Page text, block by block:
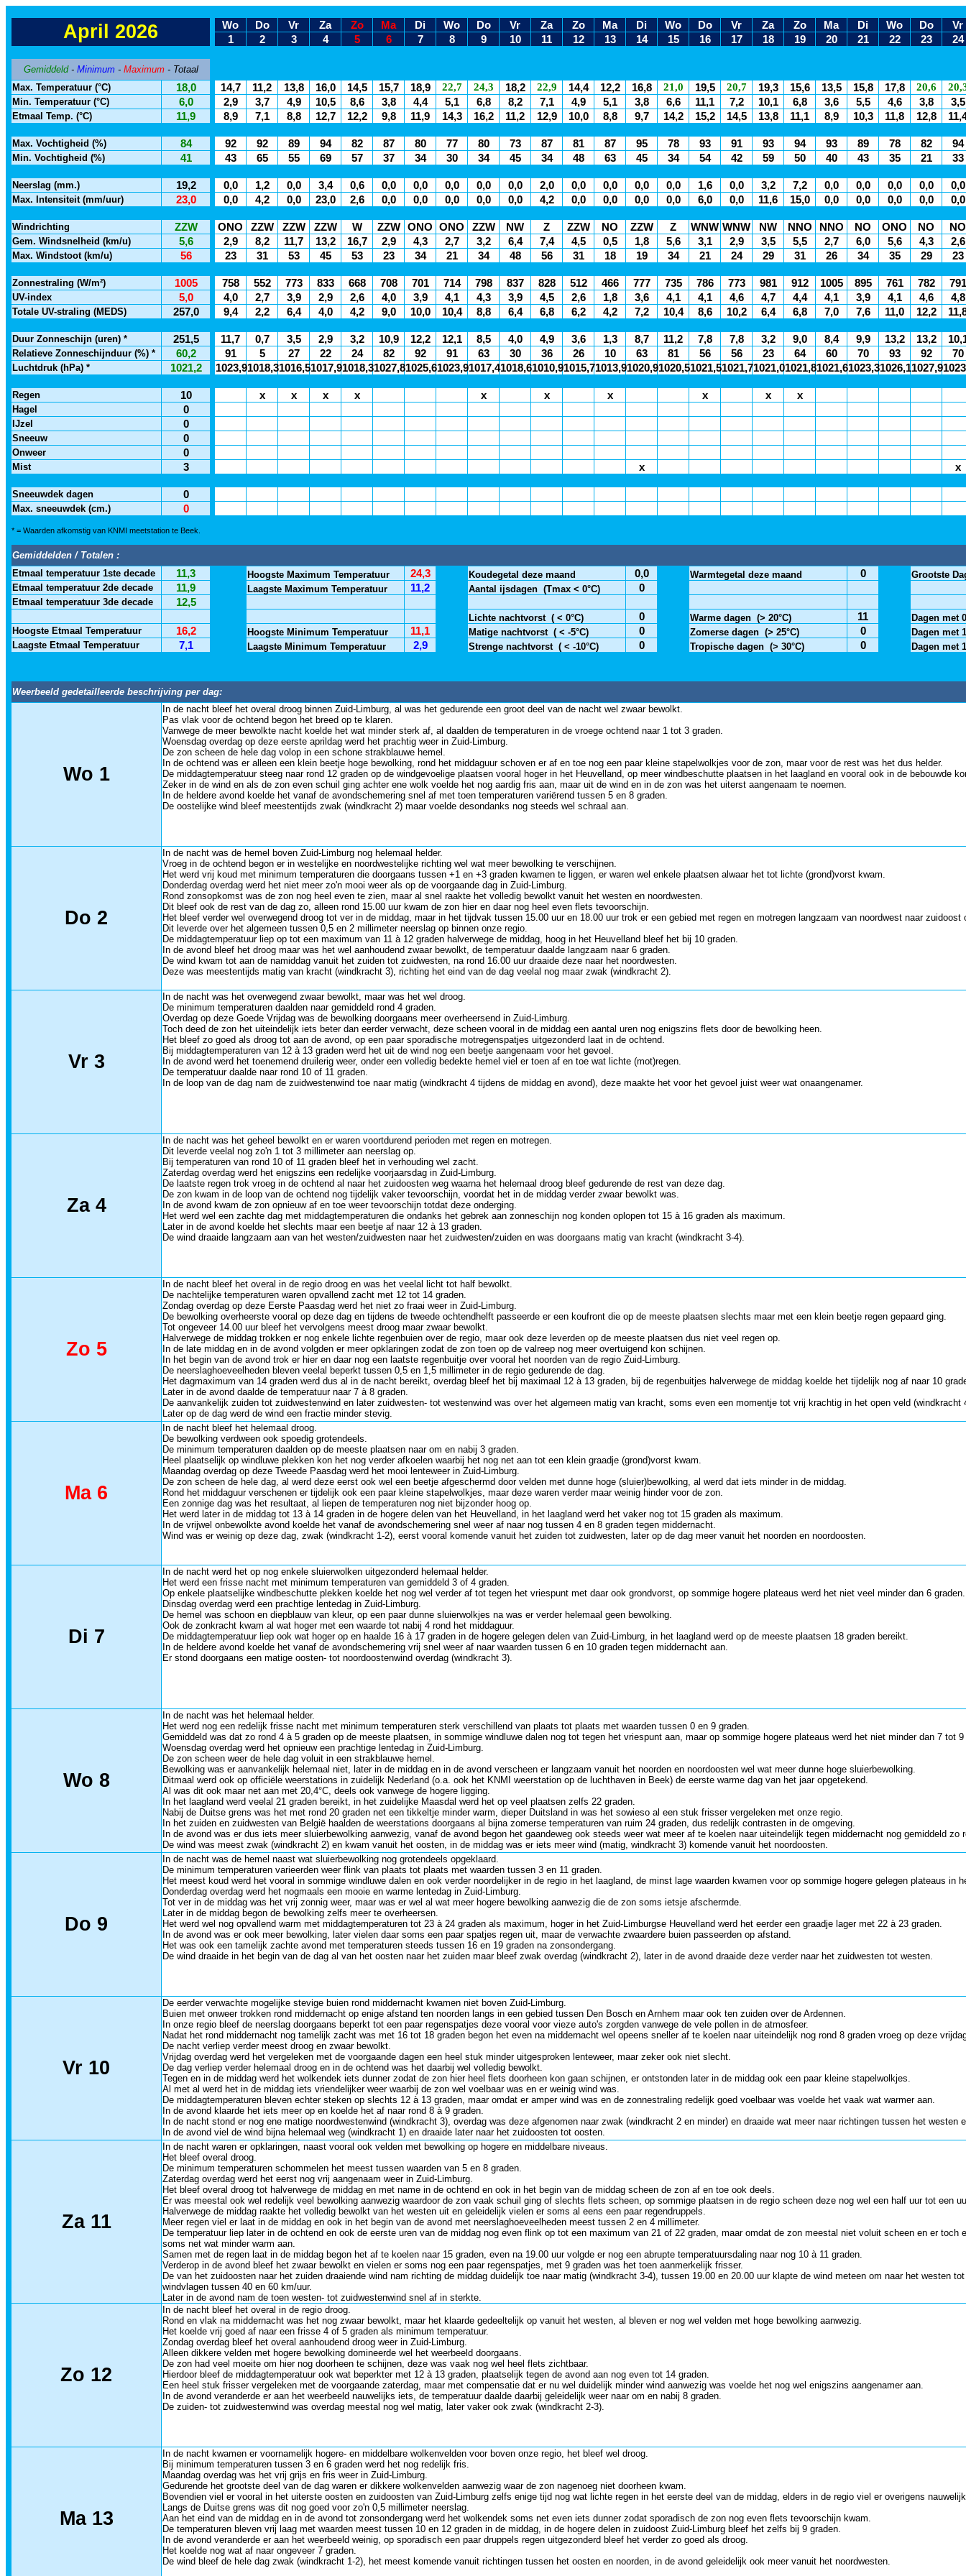
April 2026 Wo Do Vr Za Zo Ma Di Wo Do Vr Za Zo Ma Di Wo Do Vr Za Zo Ma Di Wo Do
Vr
1
2 3 4 5 6 7 8 9 10 11 12 13 14 15 16 17 18 19 20 21 22 23 24
Gemiddeld - Minimum - Maximum - Totaal
Max. Temperatuur (°C)
18,0 14,7 11,2 13,8 16,0 14,5 15,7 18,9 22,7 24,3 18,2 22,9 14,4 12,2 16,8 21,0 19,5 20,7 19,3 15,6 13,5 15,8 17,8 20,6
Min. Temperatuur (°C) 6,0 2,9 3,7 4,9 10,5 8,6 3,8 4,4 5,1 6,8 8,2 7,1 4,9 5,1 3,8 6,6 11,1 7,2 10,1 6,8 3,6 5,5 4,6 3,8 3,5
Etmaal Temp. (°C) 11,9 8,9 7,1 8,8 12,7 12,2 9,8 11,9 14,3 16,2 11,2 12,9 10,0 8,8 9,7 14,2 15,2 14,5 13,8 11,1 8,9 10,3 11,8 12,8
Max. Vochtigheid (%) 84 92 92 89 94 82 87 80 77 80 73 87 81 87 95 78 93 91 93 94 93 89 78 82 94
Min. Vochtigheid (%) 41 43 65 55 69 57 37 34 30 34 45 34 48 63 45 34 54 42 59 50 40 43 35 21 33
Neerslag (mm.) 19,2 0,0 1,2 0,0 3,4 0,6 0,0 0,0 0,0 0,0 0,0 2,0 0,0 0,0 0,0 0,0 1,6 0,0 3,2 7,2 0,0 0,0 0,0 0,0 0,0
Max. Intensiteit (mm/uur) 23,0 0,0 4,2 0,0 23,0 2,6 0,0 0,0 0,0 0,0 0,0 4,2 0,0 0,0 0,0 0,0 6,0 0,0 11,6 15,0 0,0 0,0 0,0 0,0 0,0
Windrichting ZZW ONO ZZW ZZW ZZW W ZZW ONO ONO ZZW NW Z ZZW NO ZZW Z WNW WNW NW NNO NNO NO ONO NO NO
Gem. Windsnelheid (km/u) 5,6 2,9 8,2 11,7 13,2 16,7 2,9 4,3 2,7 3,2 6,4 7,4 4,5 0,5 1,8 5,6 3,1 2,9 3,5 5,5 2,7 6,0 5,6 4,3 2,6
Max. Windstoot (km/u) 56 23 31 53 45 53 23 34 21 34 48 56 31 18 19 34 21 24 29 31 26 34 35 29 23
Zonnestraling (W/m²) 1005 758 552 773 833 668 708 701 714 798 837 828 512 466 777 735 786 773 981 912 1005 895 761 782 791
UV-index 5,0 4,0 2,7 3,9 2,9 2,6 4,0 3,9 4,1 4,3 3,9 4,5 2,6 1,8 3,6 4,1 4,1 4,6 4,7 4,4 4,1 3,9 4,1 4,6 4,8
Totale UV-straling (MEDS) 257,0 9,4 2,2 6,4 4,0 4,2 9,0 10,0 10,4 8,8 6,4 6,8 6,2 4,2 7,2 10,4 8,6 10,2 6,4 6,8 7,0 7,6 11,0 12,2
Duur Zonneschijn (uren) * 251,5 11,7 0,7 3,5 2,9 3,2 10,9 12,2 12,1 8,5 4,0 4,9 3,6 1,3 8,7 11,2 7,8 7,8 3,2 9,0 8,4 9,9 13,2 13,2
Relatieve Zonneschijnduur (%) * 60,2 91 5 27 22 24 82 92 91 63 30 36 26 10 63 81 56 56 23 64 60 70 93 92 70
Luchtdruk (hPa) * 1021,2 1023,91018,31016,51017,91018,31027,81025,61023,91017,41018,61010,91015,71013,91020,91020,51021,51021,71021,01021,81021,61023,31026,11027,9
Regen 10 x x x x x x x x x x
Hagel 0
IJzel 0
Sneeuw 0
Onweer 0
Mist 3 x x
Sneeuwdek dagen 0
Max. sneeuwdek (cm.) 0
* = Waarden afkomstig van KNMI meetstation te Beek.
Gemiddelden / Totalen :
Etmaal temperatuur 1ste decade
11,3 Hoogste Maximum Temperatuur 24,3 Koudegetal deze maand 0,0 Warmtegetal deze maand 0
Grootste
Etmaal temperatuur 2de decade
11,9 Laagste Maximum Temperatuur 11,2 Aantal ijsdagen (Tmax < 0°C) 0
Etmaal temperatuur 3de decade 12,5
Lichte nachtvorst ( < 0°C) 0 Warme dagen (> 20°C) 11
Dagen met
Hoogste Etmaal Temperatuur
16,2 Hoogste Minimum Temperatuur 11,1 Matige nachtvorst ( < -5°C) 0 Zomerse dagen (> 25°C) 0
Dagen met
Laagste Etmaal Temperatuur
7,1 Laagste Minimum Temperatuur 2,9 Strenge nachtvorst ( < -10°C) 0 Tropische dagen (> 30°C) 0 Dagen met
Weerbeeld gedetailleerde beschrijving per dag:
Wo 1
In de nacht bleef het overal droog binnen Zuid-Limburg, al was het gedurende een groot deel van de nacht wel zwaar bewolkt.
Pas vlak voor de ochtend begon het breed op te klaren.
Vanwege de meer bewolkte nacht koelde het wat minder sterk af, al daalden de temperaturen in de vroege ochtend naar 1 tot 3 graden.
Woensdag overdag op deze eerste aprildag werd het prachtig weer in Zuid-Limburg.
De zon scheen de hele dag volop in een schone strakblauwe hemel.
In de ochtend was er alleen een klein beetje hoge bewolking, rond het middaguur schoven er af en toe nog een paar kleine stapelwolkjes voor de zon, maar voor de rest was het dus helder.
De middagtemperatuur steeg naar rond 12 graden op de windgevoelige plaatsen vooral hoger in het Heuvelland, op meer windbeschutte plaatsen in het laagland en vooral ook in de bebouwde
Zeker in de wind en als de zon even schuil ging achter ene wolk voelde het nog aardig fris aan, maar uit de wind en in de zon was het uiterst aangenaam te noemen.
In de heldere avond koelde het vanaf de avondschemering snel af met toen temperaturen variërend tussen 5 en 8 graden.
De oostelijke wind bleef meestentijds zwak (windkracht 2) maar voelde desondanks nog steeds wel schraal aan.
Do 2
In de nacht was de hemel boven Zuid-Limburg nog helemaal helder.
Vroeg in de ochtend begon er in westelijke en noordwestelijke richting wel wat meer bewolking te verschijnen.
Het werd vrij koud met minimum temperaturen die doorgaans tussen +1 en +3 graden kwamen te liggen, er waren wel enkele plaatsen alwaar het tot lichte (grond)vorst kwam.
Donderdag overdag werd het niet meer zo'n mooi weer als op de voorgaande dag in Zuid-Limburg.
Rond zonsopkomst was de zon nog heel even te zien, maar al snel raakte het volledig bewolkt vanuit het westen en noordwesten.
Dit bleef ook de rest van de dag zo, alleen rond 15.00 uur kwam de zon hier en daar nog heel even flets tevoorschijn.
Het bleef verder wel overwegend droog tot ver in de middag, maar in het tijdvak tussen 15.00 uur en 18.00 uur trok er een gebied met regen en motregen langzaam van noordwest naar zuidoost
Dit leverde over het algemeen tussen 0,5 en 2 millimeter neerslag op binnen onze regio.
De middagtemperatuur liep op tot een maximum van 11 à 12 graden halverwege de middag, hoog in het Heuvelland bleef het bij 10 graden.
In de avond bleef het droog maar was het wel aanhoudend zwaar bewolkt, de temperatuur daalde langzaam naar 6 graden.
De wind kwam tot aan de namiddag vanuit het zuiden tot zuidwesten, na rond 16.00 uur draaide deze naar het noordwesten.
Deze was meestentijds matig van kracht (windkracht 3), richting het eind van de dag veelal nog maar zwak (windkracht 2).
Vr 3
In de nacht was het overwegend zwaar bewolkt, maar was het wel droog.
De minimum temperaturen daalden naar gemiddeld rond 4 graden.
Overdag op deze Goede Vrijdag was de bewolking doorgaans meer overheersend in Zuid-Limburg.
Toch deed de zon het uiteindelijk iets beter dan eerder verwacht, deze scheen vooral in de middag een aantal uren nog enigszins flets door de bewolking heen.
Het bleef zo goed als droog tot aan de avond, op een paar sporadische motregenspatjes uitgezonderd laat in de ochtend.
Bij middagtemperaturen van 12 à 13 graden werd het uit de wind nog een beetje aangenaam voor het gevoel.
In de avond werd het toenemend druilerig weer, onder een volledig bedekte hemel viel er toen af en toe wat lichte (mot)regen.
De temperatuur daalde naar rond 10 of 11 graden.
In de loop van de dag nam de zuidwestenwind toe naar matig (windkracht 4 tijdens de middag en avond), deze maakte het voor het gevoel juist weer wat onaangenamer.
Za 4
In de nacht was het geheel bewolkt en er waren voortdurend perioden met regen en motregen.
Dit leverde veelal nog zo'n 1 tot 3 millimeter aan neerslag op.
Bij temperaturen van rond 10 of 11 graden bleef het in verhouding wel zacht.
Zaterdag overdag werd het enigszins een redelijke voorjaarsdag in Zuid-Limburg.
De laatste regen trok vroeg in de ochtend al naar het zuidoosten weg waarna het helemaal droog bleef gedurende de rest van deze dag.
De zon kwam in de loop van de ochtend nog tijdelijk vaker tevoorschijn, voordat het in de middag verder zwaar bewolkt was.
In de avond kwam de zon opnieuw af en toe weer tevoorschijn totdat deze onderging.
Het werd wel een zachte dag met middagtemperaturen die ondanks het gebrek aan zonneschijn nog konden oplopen tot 15 à 16 graden als maximum.
Later in de avond koelde het slechts maar een beetje af naar 12 à 13 graden.
De wind draaide langzaam aan van het westen/zuidwesten naar het zuidwesten/zuiden en was doorgaans matig van kracht (windkracht 3-4).
Zo 5
In de nacht bleef het overal in de regio droog en was het veelal licht tot half bewolkt.
De nachtelijke temperaturen waren opvallend zacht met 12 tot 14 graden.
Zondag overdag op deze Eerste Paasdag werd het niet zo fraai weer in Zuid-Limburg.
De bewolking overheerste vooral op deze dag en tijdens de tweede ochtendhelft passeerde er een koufront die op de meeste plaatsen slechts maar met een klein beetje regen gepaard ging.
Tot ongeveer 14.00 uur bleef het vervolgens meest droog maar zwaar bewolkt.
Halverwege de middag trokken er nog enkele lichte regenbuien over de regio, maar ook deze leverden op de meeste plaatsen dus niet veel regen op.
In de late middag en in de avond volgden er meer opklaringen zodat de zon toen op de valreep nog meer overtuigend kon schijnen.
In het begin van de avond trok er hier en daar nog een laatste regenbuitje over vooral het noorden van de regio Zuid-Limburg.
De neerslaghoeveelheden bleven veelal beperkt tussen 0,5 en 1,5 millimeter in de regio gedurende de dag.
Het dagmaximum van 14 graden werd dus al in de nacht bereikt, overdag bleef het bij maximaal 12 à 13 graden, bij de regenbuitjes halverwege de middag koelde het tijdelijk nog af naar 10
Later in de avond daalde de temperatuur naar 7 à 8 graden.
De aanvankelijk zuiden tot zuidwestenwind en later zuidwesten- tot westenwind was over het algemeen matig van kracht, soms even een momentje tot vrij krachtig in het open veld
Later op de dag werd de wind een fractie minder stevig.
Ma 6
In de nacht bleef het helemaal droog.
De bewolking verdween ook spoedig grotendeels.
De minimum temperaturen daalden op de meeste plaatsen naar om en nabij 3 graden.
Heel plaatselijk op windluwe plekken kon het nog verder afkoelen waarbij het nog net aan tot een klein graadje (grond)vorst kwam.
Maandag overdag op deze Tweede Paasdag werd het mooi lenteweer in Zuid-Limburg.
De zon scheen de hele dag, al werd deze eerst ook wel een beetje afgeschermd door velden met dunne hoge (sluier)bewolking, al werd dat iets minder in de middag.
Rond het middaguur verschenen er tijdelijk ook een paar kleine stapelwolkjes, maar deze waren verder maar weinig hinder voor de zon.
Een zonnige dag was het resultaat, al liepen de temperaturen nog niet bijzonder hoog op.
Het werd later in de middag tot 13 à 14 graden in de hogere delen van het Heuvelland, in het laagland werd het vaker nog tot 15 graden als maximum.
In de vrijwel onbewolkte avond koelde het vanaf de avondschemering snel weer af naar nog tussen 4 en 8 graden tegen middernacht.
Wind was er weinig op deze dag, zwak (windkracht 1-2), eerst vooral komende vanuit het zuiden tot zuidwesten, later op de dag meer vanuit het noorden en noordoosten.
Di 7
In de nacht werd het op nog enkele sluierwolken uitgezonderd helemaal helder.
Het werd een frisse nacht met minimum temperaturen van gemiddeld 3 of 4 graden.
Op enkele plaatselijke windbeschutte plekken koelde het nog wel verder af tot tegen het vriespunt met daar ook grondvorst, op sommige hogere plateaus werd het niet veel minder dan 6 graden.
Dinsdag overdag werd een prachtige lentedag in Zuid-Limburg.
De hemel was schoon en diepblauw van kleur, op een paar dunne sluierwolkjes na was er verder helemaal geen bewolking.
Ook de zonkracht kwam al wat hoger met een waarde tot nabij 4 rond het middaguur.
De middagtemperatuur liep ook wat hoger op en haalde 16 à 17 graden in de hogere gelegen delen van Zuid-Limburg, in het laagland werd op de meeste plaatsen 18 graden bereikt.
In de heldere avond koelde het vanaf de avondschemering vrij snel weer af naar waarden tussen 6 en 10 graden tegen middernacht aan.
Er stond doorgaans een matige oosten- tot noordoostenwind overdag (windkracht 3).
Wo 8
In de nacht was het helemaal helder.
Het werd nog een redelijk frisse nacht met minimum temperaturen sterk verschillend van plaats tot plaats met waarden tussen 0 en 9 graden.
Gemiddeld was dat zo rond 4 à 5 graden op de meeste plaatsen, in sommige windluwe dalen nog tot tegen het vriespunt aan, maar op sommige hogere plateaus werd het niet minder dan 7 tot 9
Woensdag overdag werd het opnieuw een prachtige lentedag in Zuid-Limburg.
De zon scheen weer de hele dag voluit in een strakblauwe hemel.
Bewolking was er aanvankelijk helemaal niet, later in de middag en in de avond verscheen er langzaam vanuit het noorden en noordoosten wel wat meer dunne hoge sluierbewolking.
Ditmaal werd ook op officiële weerstations in zuidelijk Nederland (o.a. ook het KNMI weerstation op de luchthaven in Beek) de eerste warme dag van het jaar opgetekend.
Al was dit ook maar net aan met 20,4°C, deels ook vanwege de hogere ligging.
In het laagland werd veelal 21 graden bereikt, in het zuidelijke Maasdal werd het op veel plaatsen zelfs 22 graden.
Nabij de Duitse grens was het met rond 20 graden net een tikkeltje minder warm, dieper Duitsland in was het sowieso al een stuk frisser vergeleken met onze regio.
In het zuiden en zuidwesten van België haalden de weerstations doorgaans al bijna zomerse temperaturen van ruim 24 graden, dus redelijk contrasten in de omgeving.
In de avond was er dus iets meer sluierbewolking aanwezig, vanaf de avond begon het gaandeweg ook steeds weer wat meer af te koelen naar uiteindelijk tegen middernacht nog gemiddeld zo
De wind was meest zwak (windkracht 2) en kwam vanuit het oosten, in de middag was er iets meer wind (matig, windkracht 3) komende vanuit het noordoosten.
Do 9
In de nacht was de hemel naast wat sluierbewolking nog grotendeels opgeklaard.
De minimum temperaturen varieerden weer flink van plaats tot plaats met waarden tussen 3 en 11 graden.
Het meest koud werd het vooral in sommige windluwe dalen en ook verder noordelijker in de regio in het laagland, de minst lage waarden kwamen voor op sommige hogere gelegen plateaus in
Donderdag overdag werd het nogmaals een mooie en warme lentedag in Zuid-Limburg.
Tot ver in de middag was het vrij zonnig weer, maar was er wel al wat meer hogere bewolking aanwezig die de zon soms ietsje afschermde.
Later in de middag begon de bewolking zelfs meer te overheersen.
Het werd wel nog opvallend warm met middagtemperaturen tot 23 à 24 graden als maximum, hoger in het Zuid-Limburgse Heuvelland werd het eerder een graadje lager met 22 à 23 graden.
In de avond was er ook meer bewolking, later vielen daar soms een paar spatjes regen uit, maar de verwachte zwaardere buien passeerden op afstand.
Het was ook een tamelijk zachte avond met temperaturen steeds tussen 16 en 19 graden na zonsondergang.
De wind draaide in het begin van de dag al van het oosten naar het zuiden maar bleef zwak overdag (windkracht 2), later in de avond draaide deze verder naar het zuidwesten tot westen.
Vr 10
De eerder verwachte mogelijke stevige buien rond middernacht kwamen niet boven Zuid-Limburg.
Buien met onweer trokken rond middernacht op enige afstand ten noorden langs in een gebied tussen Den Bosch en Arnhem maar ook ten zuiden over de Ardennen.
In onze regio bleef de neerslag doorgaans beperkt tot een paar regenspatjes deze vooral voor vieze auto's zorgden vanwege de vele pollen in de atmosfeer.
Nadat het rond middernacht nog tamelijk zacht was met 16 tot 18 graden begon het even na middernacht wel opeens sneller af te koelen naar uiteindelijk nog rond 8 graden vroeg op deze
De nacht verliep verder meest droog en zwaar bewolkt.
Vrijdag overdag werd het vergeleken met de voorgaande dagen een heel stuk minder uitgesproken lenteweer, maar zeker ook niet slecht.
De dag verliep verder helemaal droog en in de ochtend was het daarbij wel volledig bewolkt.
Tegen en in de middag werd het wolkendek iets dunner zodat de zon hier heel flets doorheen kon gaan schijnen, er ontstonden later in de middag ook een paar kleine stapelwolkjes.
Al met al werd het in de middag iets vriendelijker weer waarbij de zon wel voelbaar was en er weinig wind was.
De middagtemperaturen bleven echter steken op slechts 12 à 13 graden, maar omdat er amper wind was en de zonnestraling redelijk goed voelbaar was voelde het vaak wat warmer aan.
In de avond klaarde het iets meer op en koelde het af naar rond 8 à 9 graden.
In de nacht stond er nog ene matige noordwestenwind (windkracht 3), overdag was deze afgenomen naar zwak (windkracht 2 en minder) en draaide wat meer naar richtingen tussen het westen
In de avond viel de wind bijna helemaal weg (windkracht 1) en draaide later naar het zuidoosten tot oosten.
Za 11
In de nacht waren er opklaringen, naast vooral ook velden met bewolking op hogere en middelbare niveaus.
Het bleef overal droog.
De minimum temperaturen schommelen het meest tussen waarden van 5 en 8 graden.
Zaterdag overdag werd het eerst nog vrij aangenaam weer in Zuid-Limburg.
Het bleef overal droog tot halverwege de middag en met name in de ochtend en ook in het begin van de middag scheen de zon af en toe ook deels.
Er was meestal ook wel redelijk veel bewolking aanwezig waardoor de zon vaak schuil ging of slechts flets scheen, op sommige plaatsen in de regio scheen deze nog wel een half uur tot een
Halverwege de middag raakte het volledig bewolkt van het westen uit en geleidelijk vielen er soms al eens een paar regendruppels.
Meer regen viel er laat in de middag en ook in het begin van de avond met neerslaghoeveelheden meest tussen 2 en 4 millimeter.
De temperatuur liep later in de ochtend en ook de eerste uren van de middag nog even flink op tot een maximum van 21 of 22 graden, maar omdat de zon meestal niet voluit scheen en er
soms net wat minder warm aan.
Samen met de regen laat in de middag begon het af te koelen naar 15 graden, even na 19.00 uur volgde er nog een abrupte temperatuursdaling naar nog 10 à 11 graden.
Verderop in de avond bleef het zwaar bewolkt en vielen er soms nog een paar regenspatjes, met 9 graden was het toen aanmerkelijk frisser.
De van het zuidoosten naar het zuiden draaiende wind nam richting de middag duidelijk toe naar matig (windkracht 3-4), tussen 19.00 en 20.00 uur klapte de wind meteen om naar het westen
windvlagen tussen 40 en 60 km/uur.
Later in de avond nam de toen westen- tot zuidwestenwind snel af in sterkte.
Zo 12
In de nacht bleef het overal in de regio droog.
Rond en vlak na middernacht was het nog zwaar bewolkt, maar het klaarde gedeeltelijk op vanuit het westen, al bleven er nog wel velden met hoge bewolking aanwezig.
Het koelde vrij goed af naar een frisse 4 of 5 graden als minimum temperatuur.
Zondag overdag bleef het overal aanhoudend droog weer in Zuid-Limburg.
Alleen dikkere velden met hogere bewolking domineerde wel het weerbeeld doorgaans.
De zon had veel moeite om hier nog doorheen te schijnen, deze was vaak nog wel heel flets zichtbaar.
Hierdoor bleef de middagtemperatuur ook wat beperkter met 12 à 13 graden, plaatselijk tegen de avond aan nog even tot 14 graden.
Een heel stuk frisser vergeleken met de voorgaande zaterdag, maar met compensatie dat er nu wel duidelijk minder wind aanwezig was voelde het nog wel enigszins aangenamer aan.
In de avond veranderde er aan het weerbeeld nauwelijks iets, de temperatuur daalde daarbij geleidelijk weer naar om en nabij 8 graden.
De zuiden- tot zuidwestenwind was overdag meestal nog wel matig, later vaker ook zwak (windkracht 2-3).
Ma 13
In de nacht kwamen er voornamelijk hogere- en middelbare wolkenvelden voor boven onze regio, het bleef wel droog.
Bij minimum temperaturen tussen 3 en 6 graden werd het nog redelijk fris.
Maandag overdag was het vrij grijs en fris weer in Zuid-Limburg.
Gedurende het grootste deel van de dag waren er dikkere wolkenvelden aanwezig waar de zon nagenoeg niet doorheen kwam.
Bovendien viel er vooral in het uiterste oosten en zuidoosten van Zuid-Limburg zelfs enige tijd nog wat lichte regen in het eerste deel van de middag, elders in de regio viel er overigens
Langs de Duitse grens was dit nog goed voor zo'n 0,5 millimeter neerslag.
Aan het eind van de middag en in de avond tot zonsondergang werd het wolkendek soms net even iets dunner zodat sporadisch de zon nog even flets tevoorschijn kwam.
De temperaturen bleven vrij laag met waarden meest tussen 10 en 12 graden in de middag, in de hogere delen in zuidoost Zuid-Limburg bleef het zelfs bij 9 graden.
In de avond veranderde er aan het weerbeeld weinig, op sporadisch een paar druppels regen uitgezonderd bleef het verder zo goed als droog.
Het koelde nog wat af naar ongeveer 7 graden.
De wind bleef de hele dag zwak (windkracht 1-2), het meest komende vanuit richtingen tussen het oosten en noorden, in de avond geleidelijk ook meer vanuit het noordwesten.